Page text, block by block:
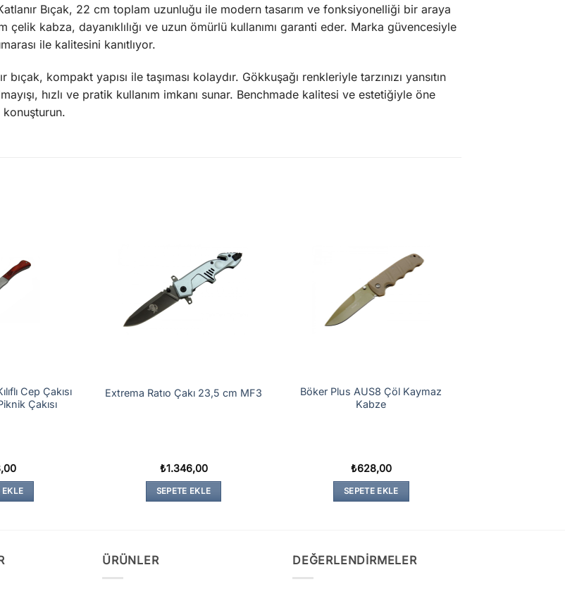
Bıçak, 22 cm toplam uzunluğu ile modern tasarım ve fonksiyonelliği bir araya
kabza, dayanıklılığı ve uzun ömürlü kullanımı garanti eder. Marka güvencesiyle
ile kalitesini kanıtlıyor.
kompakt yapısı ile taşıması kolaydır. Gökkuşağı renkleriyle tarzınızı yansıtın
hızlı ve pratik kullanım imkanı sunar. Benchmade kalitesi ve estetiğiyle öne
konuşturun.
Cep Çakısı
Çakısı
EKLE
Extrema Ratıo Çakı 23,5 cm MF3
₺1.346,00
SEPETE EKLE
Böker Plus AUS8 Çöl Kaymaz
Kabze
₺628,00
SEPETE EKLE
ÜRÜNLER DEĞERLENDIRMELER